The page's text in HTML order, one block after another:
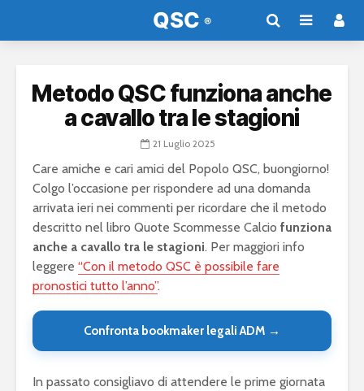
Metodo QSC funziona anche
a cavallo tra le stagioni
21 Luglio 2025
Care amiche e cari amici del Popolo QSC, buongiorno!
Colgo l’occasione per rispondere ad una domanda
arrivata ieri nei commenti per ricordare che il metodo
descritto nel libro Quote Scommesse Calcio funziona
anche a cavallo tra le stagioni. Per maggiori info
leggere “Con il metodo QSC è possibile fare
pronostici tutto l’anno”.
Confronta bookmaker legali ADM →
In passato consigliavo di attendere le prime giornata